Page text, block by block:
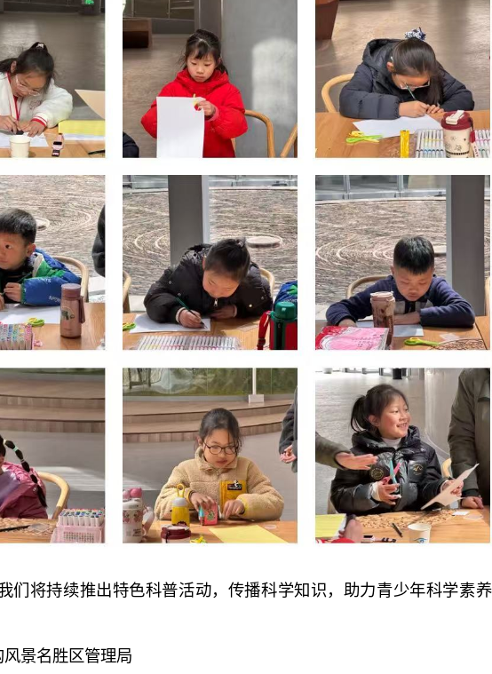
们将持续推出特色科普活动，传播科学知识，助力青少年科学素
风景名胜区管理局